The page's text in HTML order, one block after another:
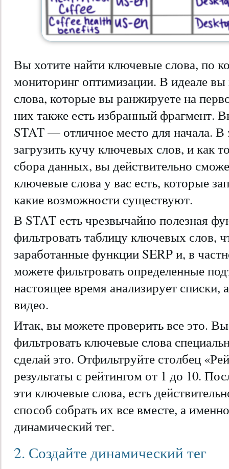
Вы хотите найти ключевые слова, по
мониторинг оптимизации. В идеале
слова, которые вы ранжируете на
них также есть избранный фрагмент.
STAT — отличное место для начала.
загрузить кучу ключевых слов, и как
сбора данных, вы действительно
ключевые слова у вас есть, которые
какие возможности существуют.
В STAT есть чрезвычайно полезная
фильтровать таблицу ключевых слов,
заработанные функции SERP и, в
можете фильтровать определенные
настоящее время анализирует списки,
видео.
Итак, вы можете проверить все это.
фильтровать ключевые слова
сделай это. Отфильтруйте столбец
результаты с рейтингом от 1 до 10.
эти ключевые слова, есть
способ собрать их все вместе, а
динамический тег.
2. Создайте динамический тег